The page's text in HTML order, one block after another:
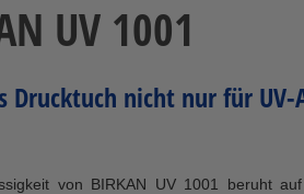
UV 1001
Drucktuch nicht nur für
von BIRKAN UV 1001 beruht